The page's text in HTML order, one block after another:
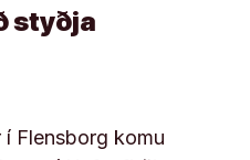
styðja
í Flensborg komu